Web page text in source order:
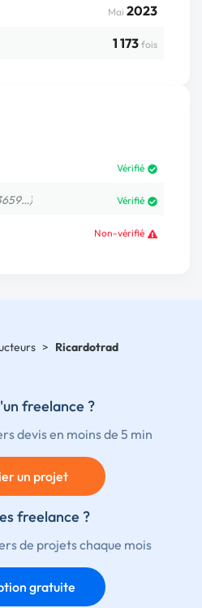
Mai 2023
1 173 fois
Vérifié
Vérifié
Non-vérifié
> Ricardotrad
freelance ?
devis en moins de 5 min
un projet
freelance ?
de projets chaque mois
gratuite